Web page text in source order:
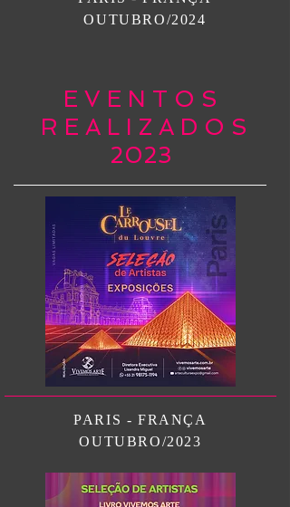
OUTUBRO/2024
E V E N T O S
R E A L I Z A D O S
2023
PARIS - FRANÇA
OUTUBRO/2023